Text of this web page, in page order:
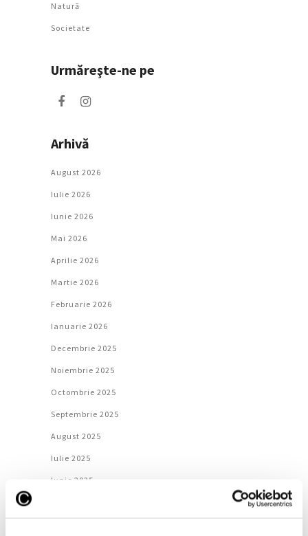
Natură
Societate
Urmăreşte-ne pe
Arhivă
August 2026
Iulie 2026
Iunie 2026
Mai 2026
Aprilie 2026
Martie 2026
Februarie 2026
Ianuarie 2026
Decembrie 2025
Noiembrie 2025
Octombrie 2025
Septembrie 2025
August 2025
Iulie 2025
Iunie 2025